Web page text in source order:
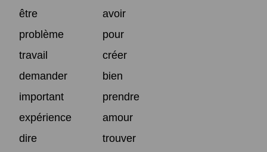
être
avoir
problème
pour
travail
créer
demander
bien
important
prendre
expérience
amour
dire
trouver